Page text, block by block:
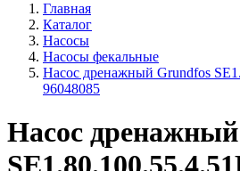
Главная
Каталог
Насосы
Насосы фекальные
Насос дренажный Grundfos
96048085
Насос